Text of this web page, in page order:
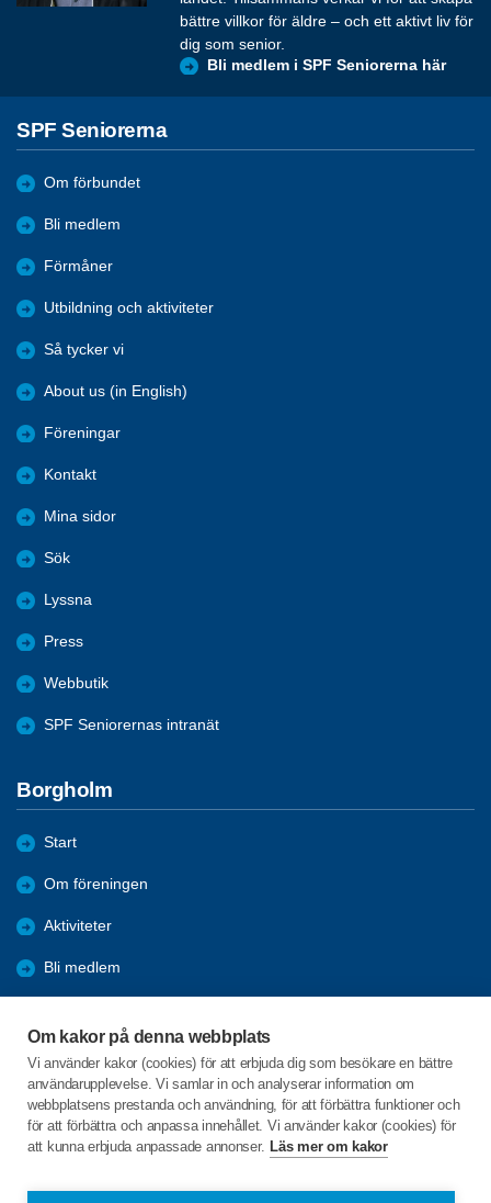
Om kakor på denna webbplats
Vi använder kakor (cookies) för att erbjuda dig som besökare en bättre
användarupplevelse. Vi samlar in och analyserar information om
webbplatsens prestanda och användning, för att förbättra funktioner och
för att förbättra och anpassa innehållet. Vi använder kakor (cookies) för
att kunna erbjuda anpassade annonser. Läs mer om kakor
bättre villkor för äldre – och ett aktivt liv för
dig som senior.
Bli medlem i SPF Seniorerna här
SPF Seniorerna
Om förbundet
Bli medlem
Förmåner
Utbildning och aktiviteter
Så tycker vi
About us (in English)
Föreningar
Kontakt
Mina sidor
Sök
Lyssna
Press
Webbutik
SPF Seniorernas intranät
Borgholm
Start
Om föreningen
Aktiviteter
Bli medlem
Bildgalleri
C/o:Per-Einar Tuvesson